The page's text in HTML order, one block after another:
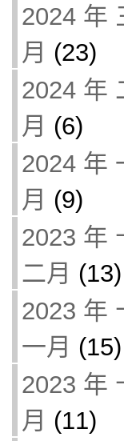
2024 年
月 (23)
2024 年
月 (6)
2024 年
月 (9)
2023 年
二月 (13)
2023 年
一月 (15)
2023 年
月 (11)